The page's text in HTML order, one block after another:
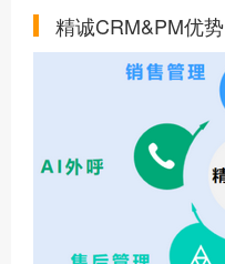
精诚CRM&PM优势